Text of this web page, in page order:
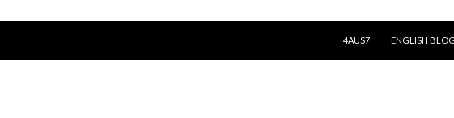
4AUS7
ENGLISH BLOG